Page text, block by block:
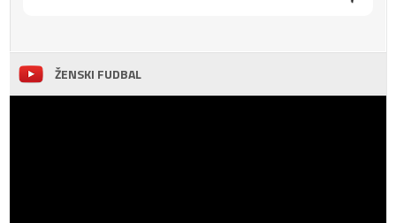
ŽENSKI FUDBAL